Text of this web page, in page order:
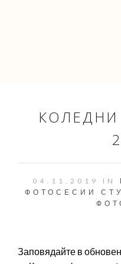
04.11.2019 IN
ФОТОСЕСИИ
Заповядайте в